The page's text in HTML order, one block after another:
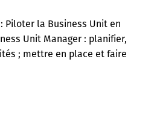
Piloter la Business Unit en
Unit Manager : planifier,
; mettre en place et faire